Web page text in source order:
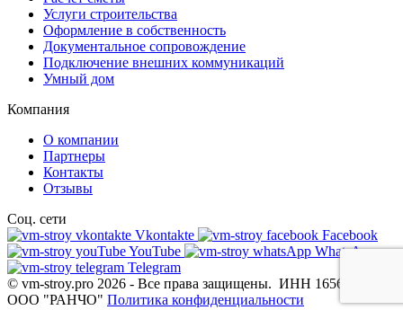
Услуги строительства
Оформление в собственность
Документальное сопровождение
Подключение внешних коммуникаций
Умный дом
Компания
О компании
Партнеры
Контакты
Отзывы
Соц. сети
Vkontakte
Facebook
YouTube
WhatsApp
Telegram
© vm-stroy.pro 2026 - Все права защищены. ИНН 1656115462
ООО "РАНЧО" Политика конфиденциальности